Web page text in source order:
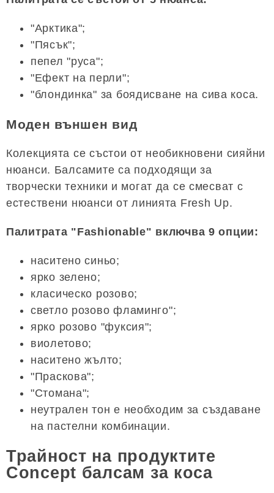
"Арктика";
"Пясък";
пепел "руса";
"Ефект на перли";
"блондинка" за боядисване на сива коса.
Моден външен вид
Колекцията се състои от необикновени сияйни
нюанси. Балсамите са подходящи за
творчески техники и могат да се смесват с
естествени нюанси от линията Fresh Up.
Палитрата "Fashionable" включва 9 опции:
наситено синьо;
ярко зелено;
класическо розово;
светло розово фламинго";
ярко розово "фуксия";
виолетово;
наситено жълто;
"Праскова";
"Стомана";
неутрален тон е необходим за създаване
на пастелни комбинации.
Трайност на продуктите
Concept балсам за коса